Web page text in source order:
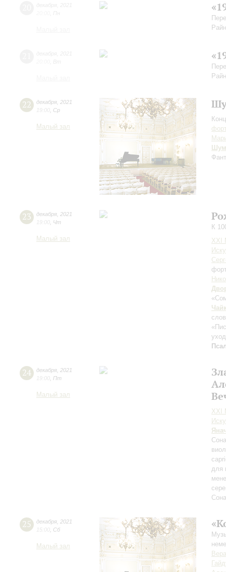
22 декабря 2021
19:00 Ср
Малый зал
23 декабря 2021
19:00 Чт
Малый зал
К
XXI
24 декабря 2021
19:00 Пт
Малый зал
XXI
для
25 декабря 2021
15:00 Сб
Малый зал